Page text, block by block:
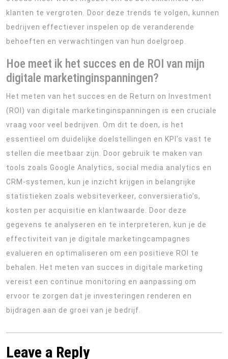
klanten te vergroten. Door deze trends te volgen, kunnen
bedrijven effectiever inspelen op de veranderende
behoeften en verwachtingen van hun doelgroep.
Hoe meet ik het succes en de ROI van mijn
digitale marketinginspanningen?
Het meten van het succes en de Return on Investment
(ROI) van digitale marketinginspanningen is een cruciale
vraag voor veel bedrijven. Om dit te doen, is het
essentieel om duidelijke doelstellingen en KPI’s vast te
stellen die meetbaar zijn. Door gebruik te maken van
tools zoals Google Analytics, social media analytics en
CRM-systemen, kun je inzicht krijgen in belangrijke
statistieken zoals websiteverkeer, conversieratio’s,
kosten per acquisitie en klantwaarde. Door deze
gegevens te analyseren en te interpreteren, kun je de
effectiviteit van je digitale marketingcampagnes
evalueren en optimaliseren om een ​​positieve ROI te
behalen. Het meten van succes in digitale marketing
vereist een continue monitoring en aanpassing om
ervoor te zorgen dat je investeringen renderen en
bijdragen aan de groei van je bedrijf.
Leave a Reply